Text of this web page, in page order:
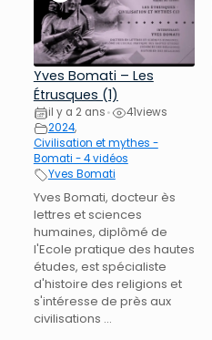
Yves Bomati – Les
Étrusques (1)
il y a 2 ans • 41views
2024,
Civilisation et mythes -
Bomati - 4 vidéos
Yves Bomati
Yves Bomati, docteur ès
lettres et sciences
humaines, diplômé de
l'Ecole pratique des hautes
études, est spécialiste
d'histoire des religions et
s'intéresse de près aux
civilisations ...